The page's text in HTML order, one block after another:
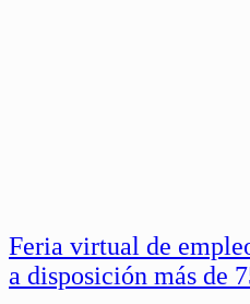
Feria virtual de
a disposición más de